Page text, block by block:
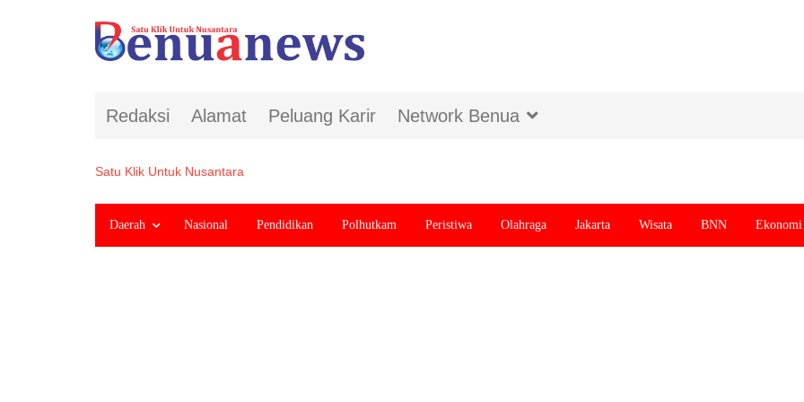
Redaksi Alamat Peluang Karir Network Benua
Satu Klik Untuk Nusantara
Daerah Nasional Pendidikan Polhutkam Peristiwa Olahraga Jakarta Wisata BNN Ekonomi